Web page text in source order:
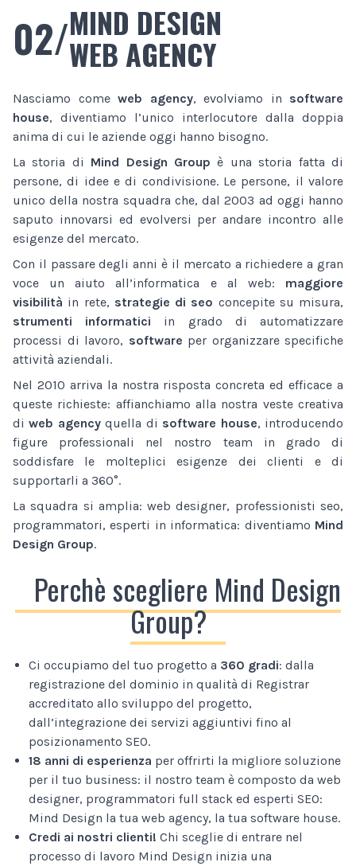
02/MIND DESIGN
WEB AGENCY
Nasciamo come web agency, evolviamo in software
house, diventiamo l’unico interlocutore dalla doppia
anima di cui le aziende oggi hanno bisogno.
La storia di Mind Design Group è una storia fatta di
persone, di idee e di condivisione. Le persone, il valore
unico della nostra squadra che, dal 2003 ad oggi hanno
saputo innovarsi ed evolversi per andare incontro alle
esigenze del mercato.
Con il passare degli anni è il mercato a richiedere a gran
voce un aiuto all’informatica e al web: maggiore
visibilità in rete, strategie di seo concepite su misura,
strumenti informatici in grado di automatizzare
processi di lavoro, software per organizzare specifiche
attività aziendali.
Nel 2010 arriva la nostra risposta concreta ed efficace a
queste richieste: affianchiamo alla nostra veste creativa
diweb agencyquella di software house, introducendo
figure professionali nel nostro team in grado di
soddisfare le molteplici esigenze dei clienti e di
supportarli a 360°.
La squadra si amplia: web designer, professionisti seo,
programmatori, esperti in informatica: diventiamo Mind
Design Group.
Perchè scegliere Mind Design
Group?
Ci occupiamo del tuo progetto a 360 gradi: dalla
registrazione del dominio in qualità di Registrar
accreditato allo sviluppo del progetto,
dall’integrazione dei servizi aggiuntivi fino al
posizionamento SEO.
18 anni di esperienza per offrirti la migliore soluzione
per il tuo business: il nostro team è composto da web
designer, programmatori full stack ed esperti SEO:
Mind Design la tua web agency, la tua software house.
Credi ai nostri clienti! Chi sceglie di entrare nel
processo di lavoro Mind Design inizia una